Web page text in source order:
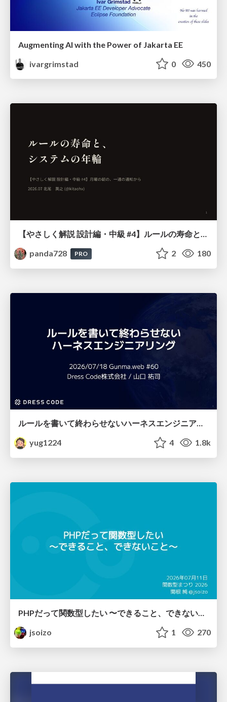
Augmenting AI with the Power of Jakarta EE
ivargrimstad
0 450
【やさしく解説 設計編・中級 #4】ルールの寿命と、システムの年輪
panda728
PRO 2 180
ルールを書いて終わらせないハーネスエンジニアリング
yug1224
4 1.8k
jsoizo
1 270